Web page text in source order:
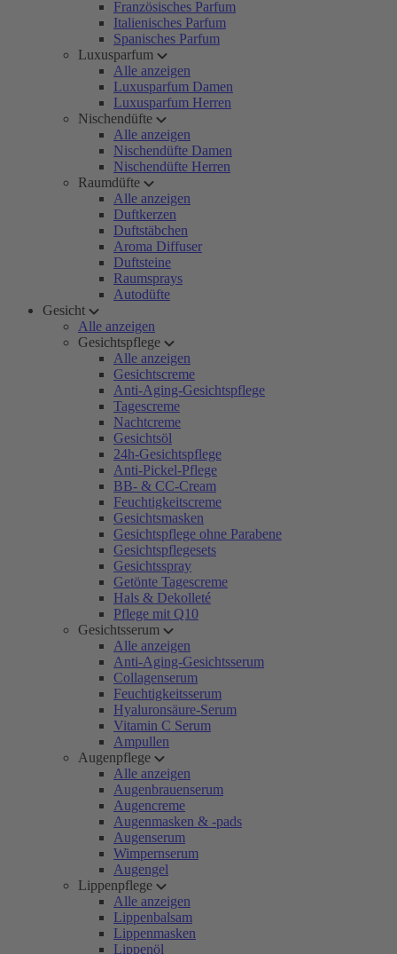
Französisches Parfum
Italienisches Parfum
Spanisches Parfum
Luxusparfum
Alle anzeigen
Luxusparfum Damen
Luxusparfum Herren
Nischendüfte
Alle anzeigen
Nischendüfte Damen
Nischendüfte Herren
Raumdüfte
Alle anzeigen
Duftkerzen
Duftstäbchen
Aroma Diffuser
Duftsteine
Raumsprays
Autodüfte
Gesicht
Alle anzeigen
Gesichtspflege
Alle anzeigen
Gesichtscreme
Anti-Aging-Gesichtspflege
Tagescreme
Nachtcreme
Gesichtsöl
24h-Gesichtspflege
Anti-Pickel-Pflege
BB- & CC-Cream
Feuchtigkeitscreme
Gesichtsmasken
Gesichtspflege ohne Parabene
Gesichtspflegesets
Gesichtsspray
Getönte Tagescreme
Hals & Dekolleté
Pflege mit Q10
Gesichtsserum
Alle anzeigen
Anti-Aging-Gesichtsserum
Collagenserum
Feuchtigkeitsserum
Hyaluronsäure-Serum
Vitamin C Serum
Ampullen
Augenpflege
Alle anzeigen
Augenbrauenserum
Augencreme
Augenmasken & -pads
Augenserum
Wimpernserum
Augengel
Lippenpflege
Alle anzeigen
Lippenbalsam
Lippenmasken
Lippenöl